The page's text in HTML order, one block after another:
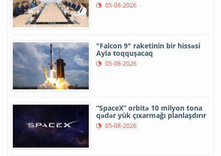
05-08-2026
"Falcon 9" raketinin bir hissəsi
Ayla toqquşacaq
05-08-2026
“SpaceX” orbitə 10 milyon tona
qədər yük çıxarmağı planlaşdırır
05-08-2026